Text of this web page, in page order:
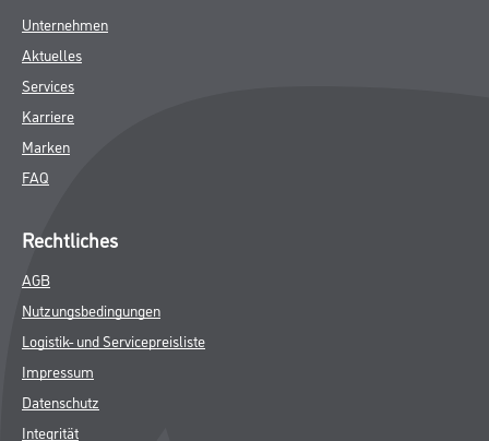
Unternehmen
Aktuelles
Services
Karriere
Marken
FAQ
Rechtliches
AGB
Nutzungsbedingungen
Logistik- und Servicepreisliste
Impressum
Datenschutz
Integrität